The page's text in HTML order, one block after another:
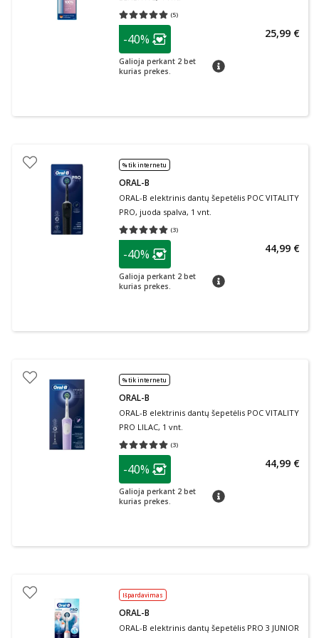
(5)
Vidutinis įvertinimas 5.00
patarimas
Lojalumo klubo narių nuolaida
-40%
Galioja perkant 2 bet
kurias prekes.
patarimas
25,99 €
% tik internetu
ORAL-B
ORAL-B elektrinis dantų šepetėlis POC VITALITY
PRO, juoda spalva, 1 vnt.
(3)
Vidutinis įvertinimas 5.00
patarimas
Lojalumo klubo narių nuolaida
-40%
Galioja perkant 2 bet
kurias prekes.
patarimas
44,99 €
% tik internetu
ORAL-B
ORAL-B elektrinis dantų šepetėlis POC VITALITY
PRO LILAC, 1 vnt.
(3)
Vidutinis įvertinimas 5.00
patarimas
Lojalumo klubo narių nuolaida
-40%
Galioja perkant 2 bet
kurias prekes.
patarimas
44,99 €
Išpardavimas
ORAL-B
ORAL-B elektrinis dantų šepetėlis PRO 3 JUNIOR